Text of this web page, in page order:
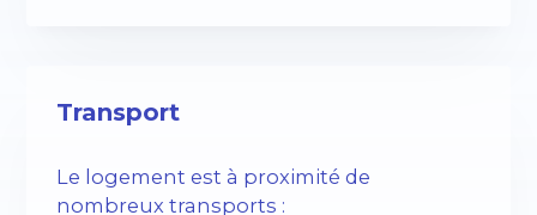
Transport
Le logement est à proximité de
nombreux transports :